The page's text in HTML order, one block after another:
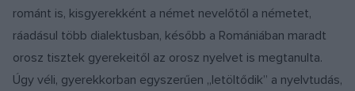
románt is, kisgyerekként a német nevelőtől a németet,
ráadásul több dialektusban, később a Romániában maradt
orosz tisztek gyerekeitől az orosz nyelvet is megtanulta.
Úgy véli, gyerekkorban egyszerűen „letöltődik” a nyelvtudás,